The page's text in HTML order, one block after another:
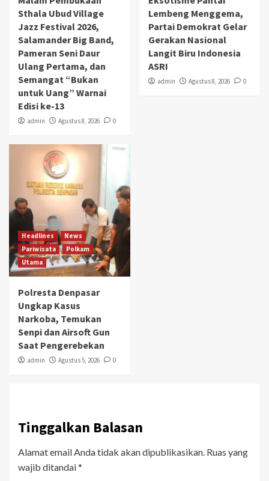
Sthala Ubud Village
Jazz Festival 2026,
Salamander Big Band,
Pameran Seni Daur
Ulang Pertama, dan
Semangat “Bukan
untuk Uang” Warnai
Edisi ke-13
admin Agustus 8, 2026 0
Lembeng Menggema,
Partai Demokrat Gelar
Gerakan Nasional
Langit Biru Indonesia
ASRI
admin Agustus 8, 2026 0
Headlines
News
Pariwisata
Polkam
Utama
Polresta Denpasar
Ungkap Kasus
Narkoba, Temukan
Senpi dan Airsoft Gun
Saat Pengerebekan
admin Agustus 5, 2026 0
Tinggalkan Balasan
Alamat email Anda tidak akan dipublikasikan. Ruas yang
wajib ditandai*